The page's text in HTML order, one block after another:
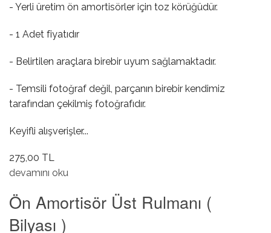
SEPET
- Yerli üretim ön amortisörler için toz körüğüdür.
- 1 Adet fiyatıdır
- Belirtilen araçlara birebir uyum sağlamaktadır.
- Temsili fotoğraf değil, parçanın birebir kendimiz
tarafından çekilmiş fotoğrafıdır.
Keyifli alışverişler...
275,00 TL
Ön Amortisör Toz Körüğü hakkında
devamını oku
Ön Amortisör Üst Rulmanı (
Bilyası )